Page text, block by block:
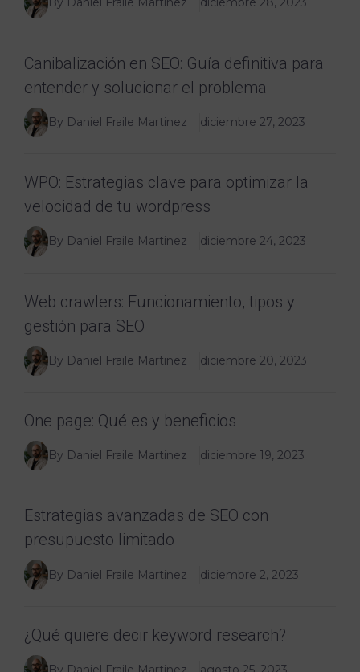
Canibalización en SEO: Guía definitiva para
entender y solucionar el problema
By Daniel Fraile Martinez diciembre 27, 2023
WPO: Estrategias clave para optimizar la
velocidad de tu wordpress
By Daniel Fraile Martinez diciembre 24, 2023
Web crawlers: Funcionamiento, tipos y
gestión para SEO
By Daniel Fraile Martinez diciembre 20, 2023
One page: Qué es y beneficios
By Daniel Fraile Martinez diciembre 19, 2023
Estrategias avanzadas de SEO con
presupuesto limitado
By Daniel Fraile Martinez diciembre 2, 2023
¿Qué quiere decir keyword research?